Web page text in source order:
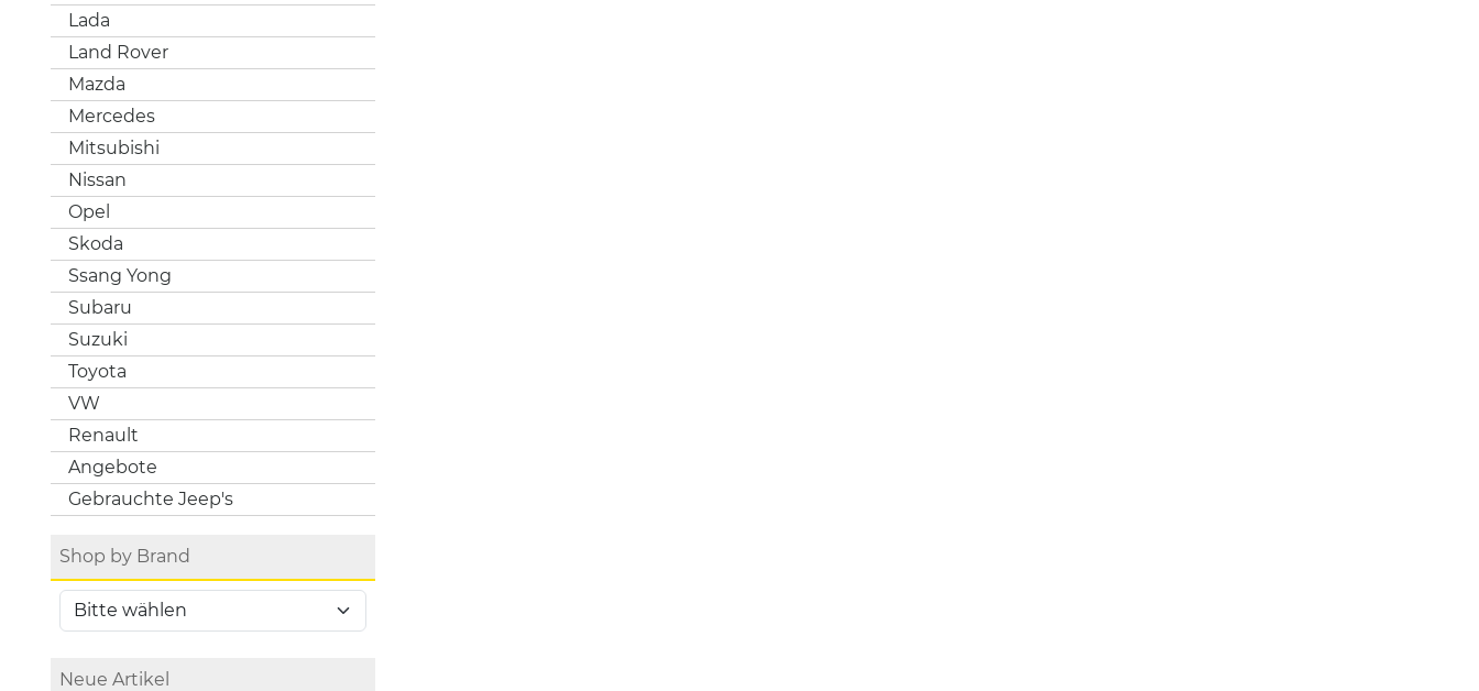
Lada
Land Rover
Mazda
Mercedes
Mitsubishi
Nissan
Opel
Skoda
Ssang Yong
Subaru
Suzuki
Toyota
VW
Renault
Angebote
Gebrauchte Jeep's
Shop by Brand
Neue Artikel